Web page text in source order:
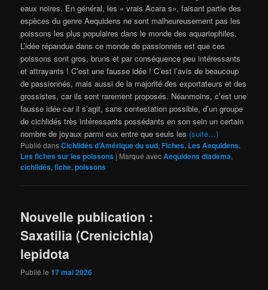
eaux noires. En général, les « vrais Acara s», faisant partie des
espèces du genre Aequidens ne sont malheureusement pas les
poissons les plus populaires dans le monde des aquariophiles.
L’idée répandue dans ce monde de passionnés est que ces
poissons sont gros, bruns et par conséquence peu intéressants
et attrayants ! C’est une fausse idée ! C’est l’avis de beaucoup
de passionnés, mais aussi de la majorité des exportateurs et des
grossistes, car ils sont rarement proposés. Néanmoins, c’est une
fausse idée car il s’agit, sans contestation possible, d’un groupe
de cichlidés très intéressants possédants en son sein un certain
nombre de joyaux parmi eux entre que seuls les (suite…)
Publié dansCichlidés d’Amérique du sud,Fiches, Les Aequidens,
Les fiches sur les poissons | Marqué avecAequidens diadema,
cichlidés,fiche,poissons
Nouvelle publication :
Saxatilia (Crenicichla)
lepidota
Publié le17 mai 2026